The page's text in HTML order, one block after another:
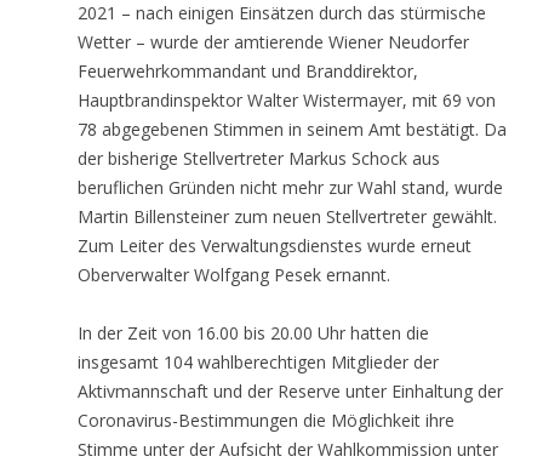
2021 – nach einigen Einsätzen durch das stürmische
Wetter – wurde der amtierende Wiener Neudorfer
Feuerwehrkommandant und Branddirektor,
Hauptbrandinspektor Walter Wistermayer, mit 69 von
78 abgegebenen Stimmen in seinem Amt bestätigt. Da
der bisherige Stellvertreter Markus Schock aus
beruflichen Gründen nicht mehr zur Wahl stand, wurde
Martin Billensteiner zum neuen Stellvertreter gewählt.
Zum Leiter des Verwaltungsdienstes wurde erneut
Oberverwalter Wolfgang Pesek ernannt.
In der Zeit von 16.00 bis 20.00 Uhr hatten die
insgesamt 104 wahlberechtigen Mitglieder der
Aktivmannschaft und der Reserve unter Einhaltung der
Coronavirus-Bestimmungen die Möglichkeit ihre
Stimme unter der Aufsicht der Wahlkommission unter